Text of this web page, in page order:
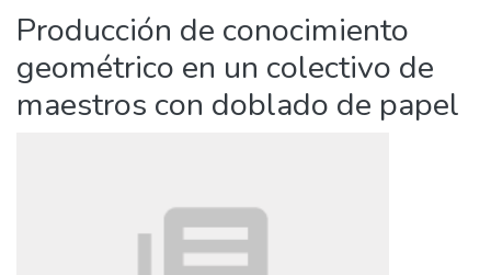
Producción de conocimiento
geométrico en un colectivo de
maestros con doblado de papel